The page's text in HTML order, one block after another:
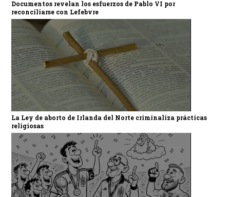
Documentos revelan los esfuerzos de Pablo VI por
reconciliarse con Lefebvre
La Ley de aborto de Irlanda del Norte criminaliza prácticas
religiosas